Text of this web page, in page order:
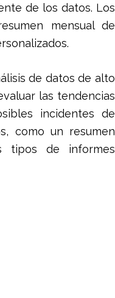
de los datos. Los
mensual de
de datos de alto
las tendencias
incidentes de
como un resumen
tipos de informes